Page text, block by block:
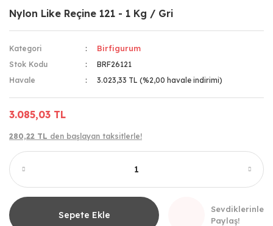
Nylon Like Reçine 121 - 1 Kg / Gri
Kategori Birfigurum
Stok Kodu
BRF26121
Havale
3.023,33 TL (%2,00 havale indirimi)
3.085,03 TL
280,22 TL den başlayan taksitlerle!
Sepete Ekle
Sevdiklerinle
Paylaş!